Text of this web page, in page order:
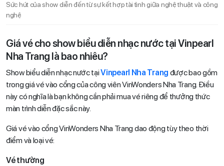
Sức hút của show diễn đến từ sự kết hợp tài tình giữa nghệ thuật và công
nghệ
Giá vé cho show biểu diễn nhạc nước tại Vinpearl
Nha Trang là bao nhiêu?
Show biểu diễn nhạc nước tạiVinpearl Nha Trang được bao gồm
trong giá vé vào cổng của công viên VinWonders Nha Trang. Điều
này có nghĩa là bạn không cần phải mua vé riêng để thưởng thức
màn trình diễn đặc sắc này.
Giá vé vào cổng VinWonders Nha Trang dao động tùy theo thời
điểm và loại vé:
Vé thường